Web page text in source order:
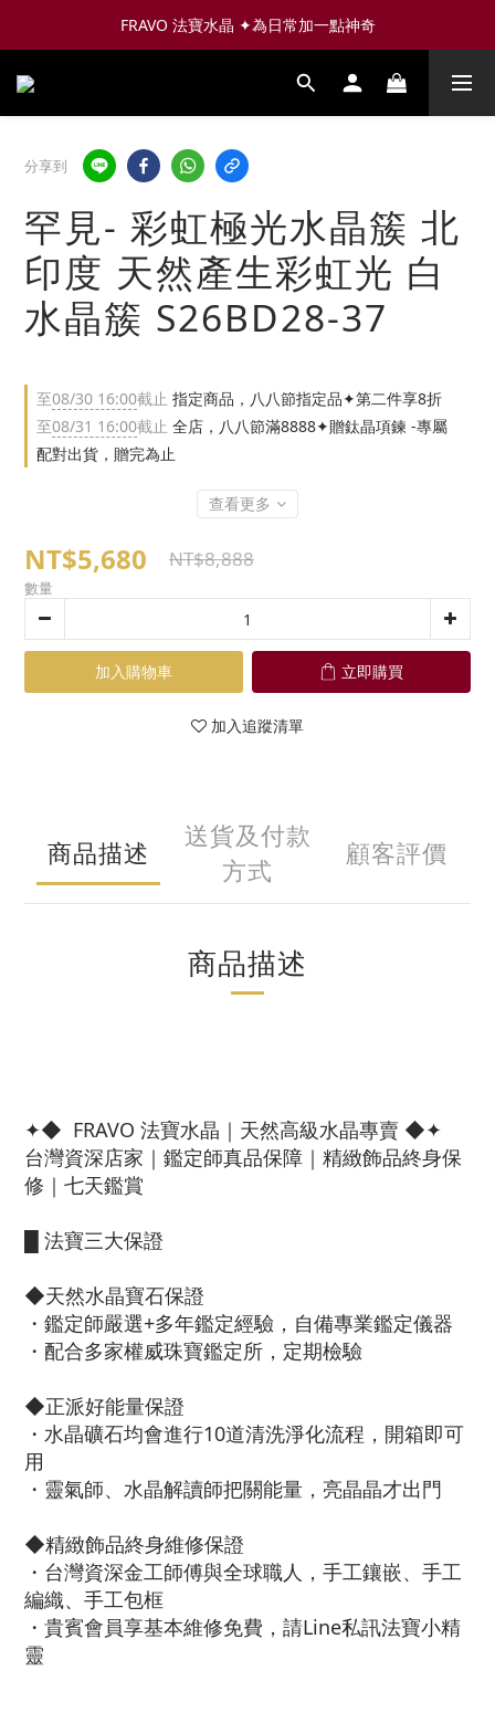
FRAVO 法寶水晶 ✦為日常加一點神奇
分享到
罕見- 彩虹極光水晶簇 北
印度 天然產生彩虹光 白
水晶簇 S26BD28-37
至08/30 16:00截止 指定商品，八八節指定品✦第二件享8折
至08/31 16:00截止 全店，八八節滿8888✦贈鈦晶項鍊 -專屬
配對出貨，贈完為止
查看更多
NT$5,680 NT$8,888
數量
加入購物車 立即購買
加入追蹤清單
商品描述
送貨及付款
方式
顧客評價
商品描述
✦◆ FRAVO 法寶水晶｜天然高級水晶專賣 ◆✦
台灣資深店家｜鑑定師真品保障｜精緻飾品終身保
修｜七天鑑賞
█ 法寶三大保證
◆天然水晶寶石保證
・鑑定師嚴選+多年鑑定經驗，自備專業鑑定儀器
・配合多家權威珠寶鑑定所，定期檢驗
◆正派好能量保證
・水晶礦石均會進行10道清洗淨化流程，開箱即可
用
・靈氣師、水晶解讀師把關能量，亮晶晶才出門
◆精緻飾品終身維修保證
・台灣資深金工師傅與全球職人，手工鑲嵌、手工
編織、手工包框
・貴賓會員享基本維修免費，請Line私訊法寶小精
靈